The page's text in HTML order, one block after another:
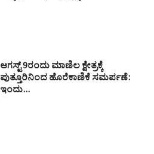
ಆಗಸ್ಟ್ 9ರಂದು ಮಾಣಿಲ ಕ್ಷೇತ್ರಕ್ಕೆ
ಪುತ್ತೂರಿನಿಂದ ಹೊರೆಕಾಣಿಕೆ ಸಮರ್ಪಣೆ:
ಇಂದು…